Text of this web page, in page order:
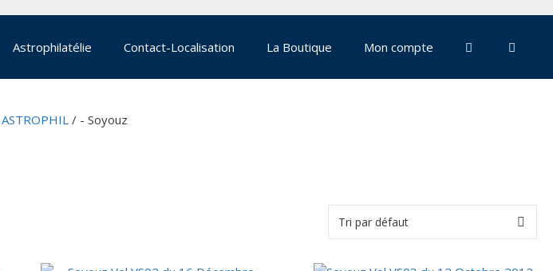
Astrophilatélie Contact-Localisation La Boutique Mon compte
/ - Soyouz